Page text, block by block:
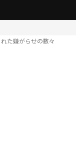
た嫌がらせの数々